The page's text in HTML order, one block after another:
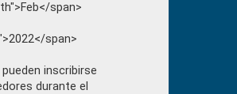
span>
span>
inscribirse
durante el